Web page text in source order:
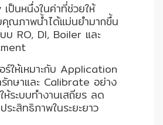
ป็นหนึ่งในค่าที่ช่วยให้
คุณภาพน้ำได้แม่นยำมากขึ้น
บบ RO, DI, Boiler และ
อร์ให้เหมาะกับ Application
กษาและ Calibrate อย่าง
ระบบทำงานเสถียร ลด
ะสิทธิภาพในระยะยาว